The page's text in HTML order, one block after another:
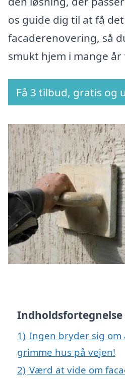
os guide dig til at få
facaderenovering, så
smukt hjem i mange år
Få 3 tilbud, gratis og
Indholdsfortegnelse
1) Ingen bryder sig om
grimme hus på vejen!
2) Værd at vide om